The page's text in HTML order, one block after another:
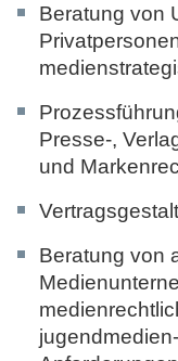
Beratung von
Presse-,
und
Beratung von